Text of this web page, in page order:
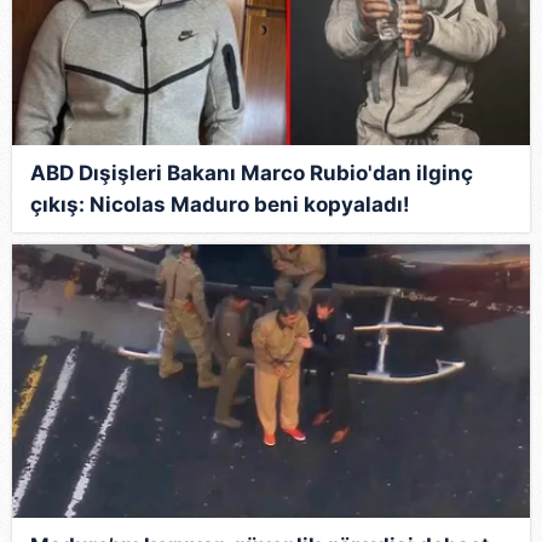
6698 sayılı Kişisel Verilerin Korunması Kanunu uyarınca
hazırlanmış Aydınlatma Metnimizi okumak ve sitemizde
ilgili mevzuata uygun olarak kullanılan çerezlerle ilgili bilgi
almak için lütfentıklayınız.
ABD Dışişleri Bakanı Marco Rubio'dan ilginç
çıkış: Nicolas Maduro beni kopyaladı!